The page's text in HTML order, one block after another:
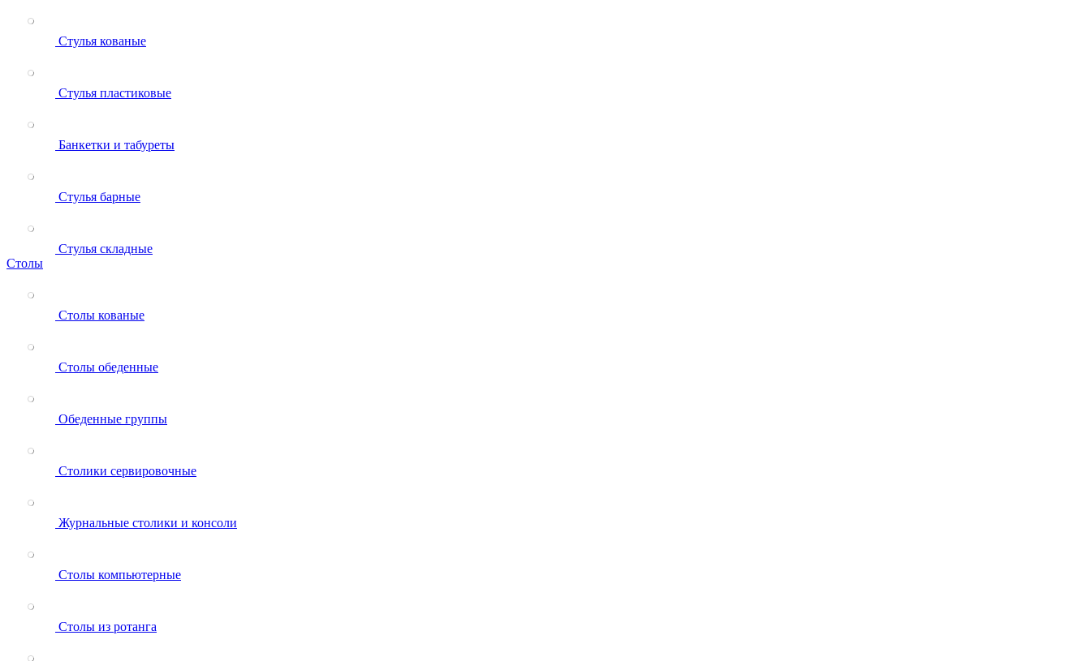
Стулья кованые
Стулья пластиковые
Банкетки и табуреты
Стулья барные
Стулья складные
Столы
Столы кованые
Столы обеденные
Обеденные группы
Столики сервировочные
Журнальные столики и консоли
Столы компьютерные
Столы из ротанга